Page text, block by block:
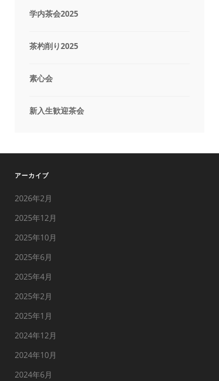
学内茶会2025
茶杓削り2025
素心会
新入生歓迎茶会
アーカイブ
2026年2月
2025年12月
2025年10月
2025年6月
2025年4月
2025年2月
2025年1月
2024年12月
2024年10月
2024年6月